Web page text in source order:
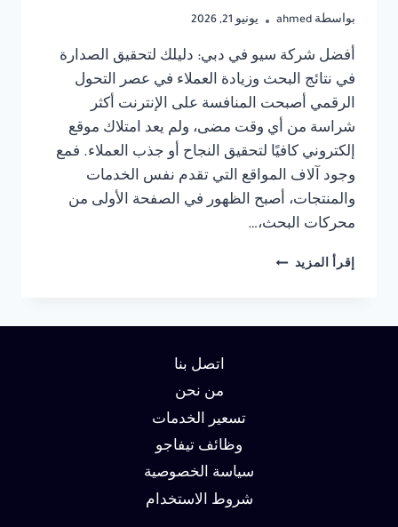
بواسطة ahmed يونيو 21, 2026
أفضل شركة سيو في دبي: دليلك لتحقيق الصدارة
في نتائج البحث وزيادة العملاء في عصر التحول
الرقمي أصبحت المنافسة على الإنترنت أكثر
شراسة من أي وقت مضى، ولم يعد امتلاك موقع
إلكتروني كافيًا لتحقيق النجاح أو جذب العملاء. فمع
وجود آلاف المواقع التي تقدم نفس الخدمات
والمنتجات، أصبح الظهور في الصفحة الأولى من
محركات البحث،…
إقرأ المزيد شركة
اتصل بنا
من نحن
تسعير الخدمات
وظائف تيفاجو
سياسة الخصوصية
شروط الاستخدام